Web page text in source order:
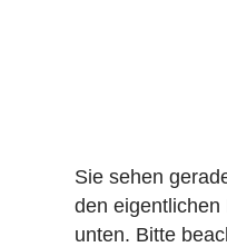
Sie sehen
den
unten. Bitte